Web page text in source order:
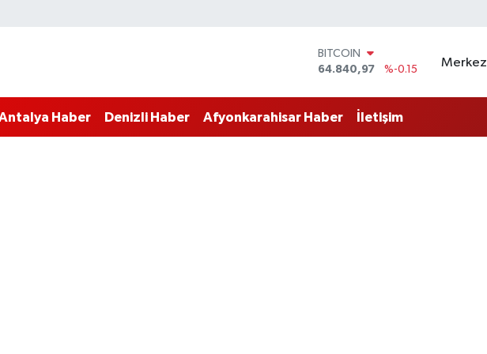
DOLAR
47,7436
%0.18
STERLİN
Merkez
Haber Denizli Haber Afyonkarahisar Haber İletişim